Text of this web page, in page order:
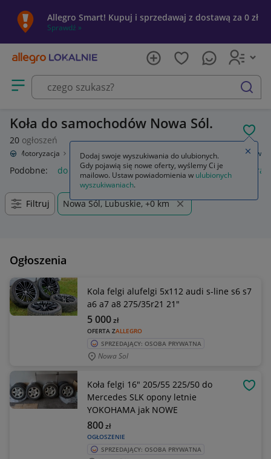
Allegro Smart! Kupuj i sprzedawaj z dostawą za 0 zł
Sprawdź »
Otwórz menu z kategoriami
szukaj
Koła do samochodów Nowa Sól.
20 ogłoszeń
Motoryzacja Opony i felgi Koła (felgi z oponami) Do samochodów
Podobne: do samochodów gaśnica samochodowa kamera
Filtruj Nowa Sól, Lubuskie, +0 km
Ogłoszenia
Kola felgi alufelgi 5x112 audi s-line s6 s7
a6 a7 a8 275/35r21 21"
OFERTA ZALLEGRO
5 000zł
SPRZEDAJĄCY: OSOBA PRYWATNA
Nowa Sol
Koła felgi 16" 205/55 225/50 do
Mercedes SLK opony letnie
YOKOHAMA jak NOWE
OGŁOSZENIE
800zł
SPRZEDAJĄCY: OSOBA PRYWATNA
Dodaj swoje wyszukiwania do ulubionych.
Gdy pojawią się nowe oferty, wyślemy Ci je
mailowo. Ustaw powiadomienia w ulubionych
wyszukiwaniach.